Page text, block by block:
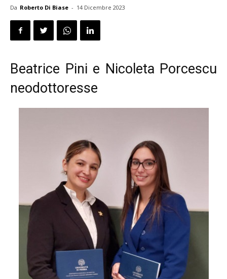
Da Roberto Di Biase - 14 Dicembre 2023
Beatrice Pini e Nicoleta Porcescu
neodottoresse